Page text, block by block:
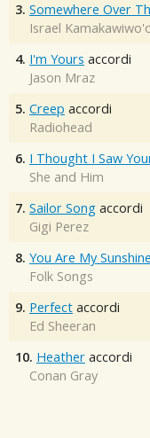
3. Somewhere Over
Israel
4. I'm Yours accordi
Jason Mraz
5. Creep accordi
Radiohead
6. I Thought I Saw
She and Him
7. Sailor Song accordi
Gigi Perez
8. You Are My Sunshine
Folk Songs
9. Perfect accordi
Ed Sheeran
10. Heather accordi
Conan Gray